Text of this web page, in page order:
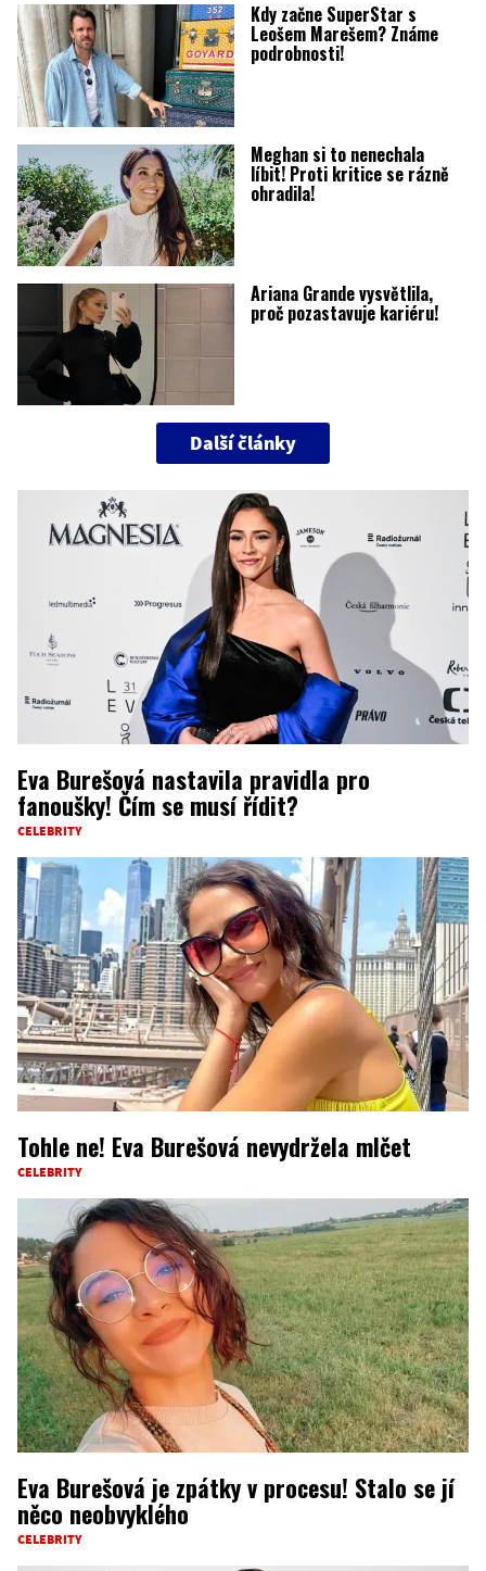
Kdy začne SuperStar s
Leošem Marešem? Známe
podrobnosti!
Meghan si to nenechala
líbit! Proti kritice se rázně
ohradila!
Ariana Grande vysvětlila,
proč pozastavuje kariéru!
Další články
Eva Burešová nastavila pravidla pro
fanoušky! Čím se musí řídit?
CELEBRITY
Tohle ne! Eva Burešová nevydržela mlčet
CELEBRITY
Eva Burešová je zpátky v procesu! Stalo se jí
něco neobvyklého
CELEBRITY